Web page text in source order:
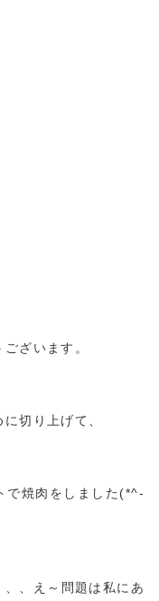
ざいます。
切り上げて、
で焼肉をしました(*^-
、え～問題は私にあ